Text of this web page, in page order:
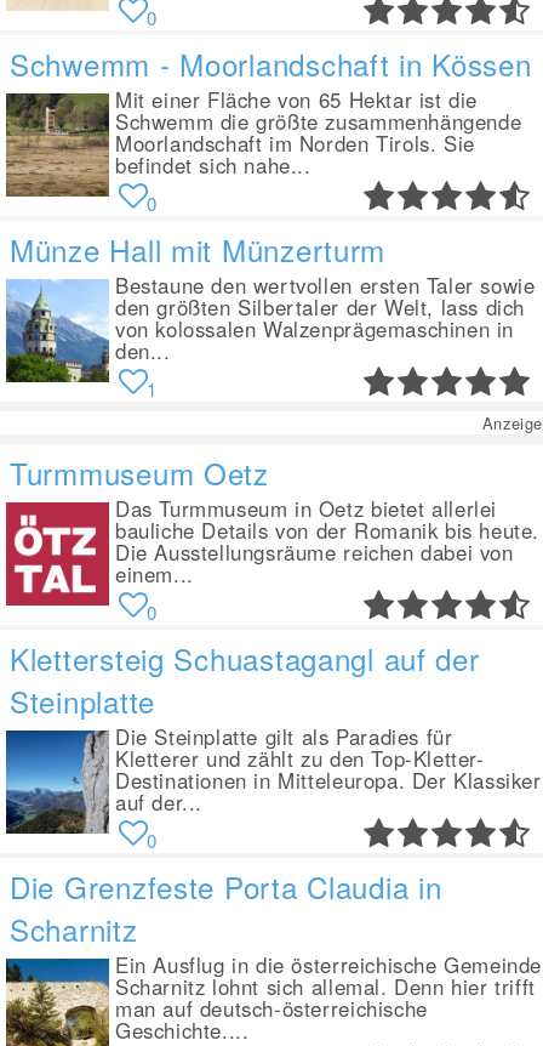
0
Schwemm - Moorlandschaft in Kössen
Mit einer Fläche von 65 Hektar ist die
Schwemm die größte zusammenhängende
Moorlandschaft im Norden Tirols. Sie
befindet sich nahe...
0
Münze Hall mit Münzerturm
Bestaune den wertvollen ersten Taler sowie
den größten Silbertaler der Welt, lass dich
von kolossalen Walzenprägemaschinen in
den...
1
Anzeige
Turmmuseum Oetz
Das Turmmuseum in Oetz bietet allerlei
bauliche Details von der Romanik bis heute.
Die Ausstellungsräume reichen dabei von
einem...
0
Klettersteig Schuastagangl auf der
Steinplatte
Die Steinplatte gilt als Paradies für
Kletterer und zählt zu den Top-Kletter-
Destinationen in Mitteleuropa. Der Klassiker
auf der...
0
Die Grenzfeste Porta Claudia in
Scharnitz
Ein Ausflug in die österreichische Gemeinde
Scharnitz lohnt sich allemal. Denn hier trifft
man auf deutsch-österreichische
Geschichte....